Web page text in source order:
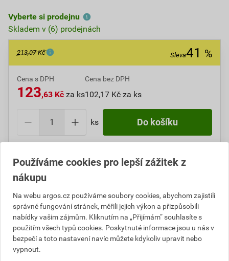
Vyberte si prodejnu
Skladem v (6) prodejnách
213,07 Kč Sleva41 %
Cena s DPH
123,63 Kč za ks
Cena bez DPH
102,17 Kč za ks
ks Do košíku
(102,17Kčbez DPH).
Ušetříte89,44
Číslo položky: 1000269366
Katalogový kód: 2711A
Výrobky značky:
Používáme cookies pro lepší zážitek z
nákupu
Na webu argos.cz používáme soubory cookies, abychom zajistili
správné fungování stránek, měřili jejich výkon a přizpůsobili
nabídky vašim zájmům. Kliknutím na „Přijímám“ souhlasíte s
použitím všech typů cookies. Poskytnuté informace jsou u nás v
bezpečí a toto nastavení navíc můžete kdykoliv upravit nebo
vypnout.